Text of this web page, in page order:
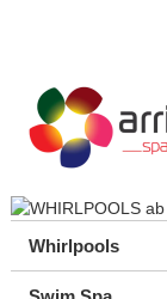
Whirlpools